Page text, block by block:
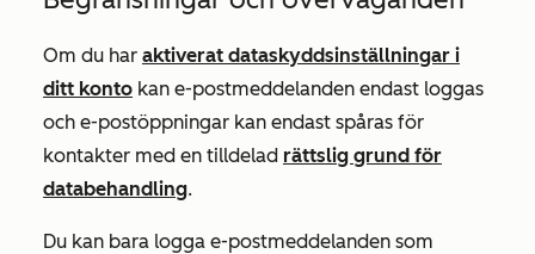
Om du har aktiverat dataskyddsinställningar i
ditt konto kan e-postmeddelanden endast loggas
och e-postöppningar kan endast spåras för
kontakter med en tilldelad rättslig grund för
databehandling.
Du kan bara logga e-postmeddelanden som